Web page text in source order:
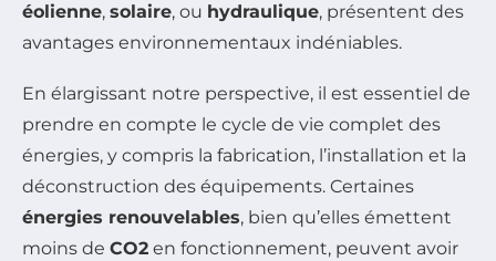
éolienne, solaire, ou hydraulique, présentent des
avantages environnementaux indéniables.
En élargissant notre perspective, il est essentiel de
prendre en compte le cycle de vie complet des
énergies, y compris la fabrication, l’installation et la
déconstruction des équipements. Certaines
énergies renouvelables, bien qu’elles émettent
moins de CO2 en fonctionnement, peuvent avoir